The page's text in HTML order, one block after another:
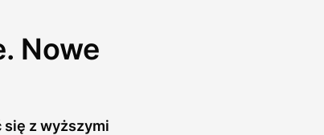
Nowe
się z wyższymi